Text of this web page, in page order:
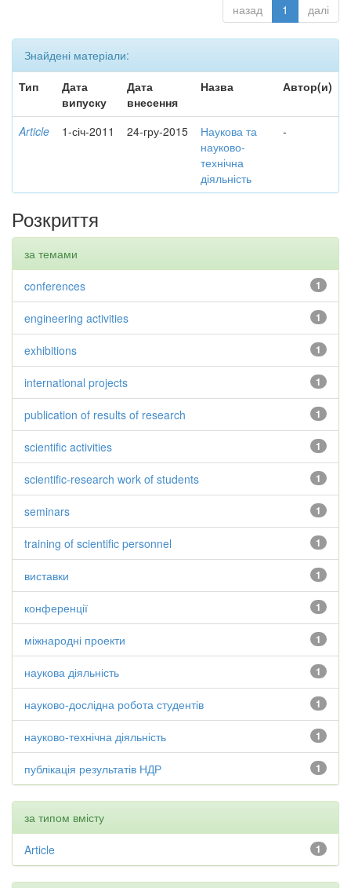
назад 1 далі
Знайдені матеріали:
Тип
Дата
випуску
Дата
внесення
Назва Автор(и)
Article 1-січ-2011 24-гру-2015
Наукова та
науково-
технічна
діяльність
-
Розкриття
за темами
1
conferences
1
engineering activities
1
exhibitions
1
international projects
1
publication of results of research
1
scientific activities
1
scientific-research work of students
1
seminars
1
training of scientific personnel
1
виставки
1
конференції
1
міжнародні проекти
1
наукова діяльність
1
науково-дослідна робота студентів
1
науково-технічна діяльність
1
публікація результатів НДР
за типом вмісту
1
Article